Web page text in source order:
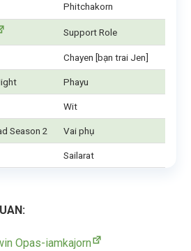
Phitchakorn
Support Role
Chayen [bạn trai Jen]
Phayu
Wit
Season 2 Vai phụ
Sailarat
Opas-iamkajorn